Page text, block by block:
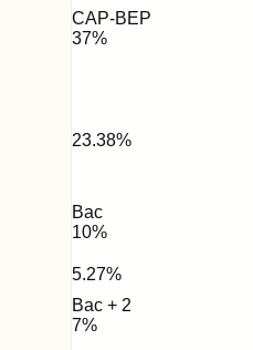
CAP-BEP
37%
23.38%
Bac
10%
5.27%
Bac + 2
7%